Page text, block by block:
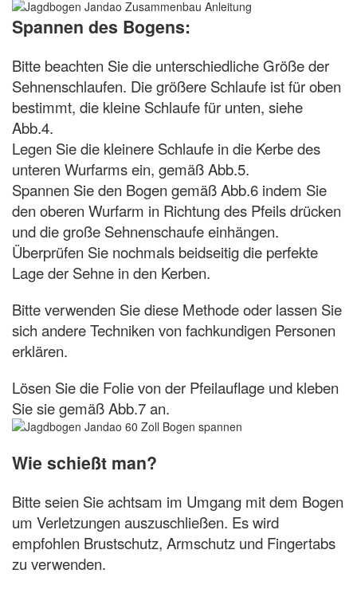
Spannen des Bogens:
Bitte beachten Sie die unterschiedliche Größe der
Sehnenschlaufen. Die größere Schlaufe ist für oben
bestimmt, die kleine Schlaufe für unten, siehe
Abb.4.
Legen Sie die kleinere Schlaufe in die Kerbe des
unteren Wurfarms ein, gemäß Abb.5.
Spannen Sie den Bogen gemäß Abb.6 indem Sie
den oberen Wurfarm in Richtung des Pfeils drücken
und die große Sehnenschaufe einhängen.
Überprüfen Sie nochmals beidseitig die perfekte
Lage der Sehne in den Kerben.
Bitte verwenden Sie diese Methode oder lassen Sie
sich andere Techniken von fachkun­digen Personen
erklären.
Lösen Sie die Folie von der Pfeilauflage und kleben
Sie sie gemäß Abb.7 an.
Wie schießt man?
Bitte seien Sie achtsam im Umgang mit dem Bogen
um Verletzungen auszuschließen. Es wird
empfohlen Brustschutz, Armschutz und Fingertabs
zu verwenden.